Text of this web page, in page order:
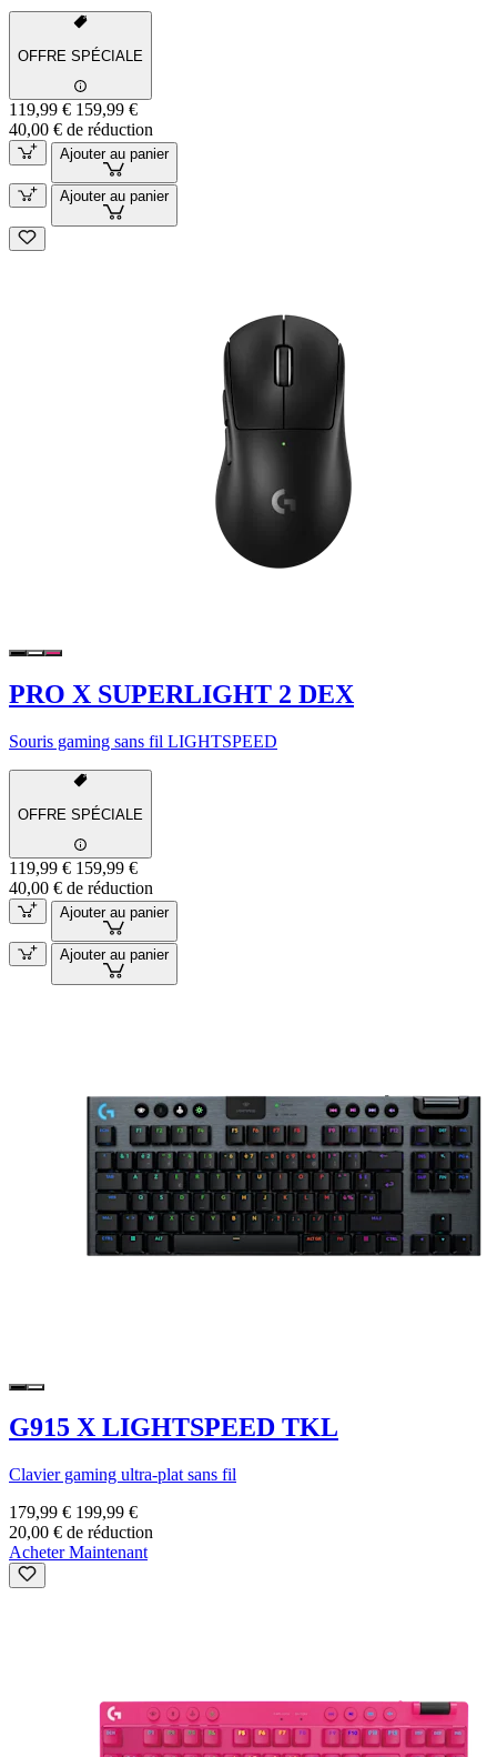
OFFRE SPÉCIALE
119,99 € 159,99 €
40,00 € de réduction
Ajouter au panier
Ajouter au panier
PRO X SUPERLIGHT 2 DEX
Souris gaming sans fil LIGHTSPEED
OFFRE SPÉCIALE
119,99 € 159,99 €
40,00 € de réduction
Ajouter au panier
Ajouter au panier
G915 X LIGHTSPEED TKL
Clavier gaming ultra-plat sans fil
179,99 € 199,99 €
20,00 € de réduction
Acheter Maintenant